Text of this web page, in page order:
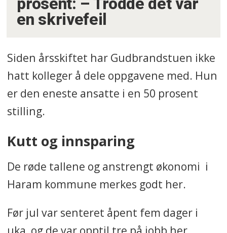
en skrivefeil
Siden årsskiftet har Gudbrandstuen ikke
hatt kolleger å dele oppgavene med. Hun
er den eneste ansatte i en 50 prosent
stilling.
Kutt og innsparing
De røde tallene og anstrengt økonomi i
Haram kommune merkes godt her.
Før jul var senteret åpent fem dager i